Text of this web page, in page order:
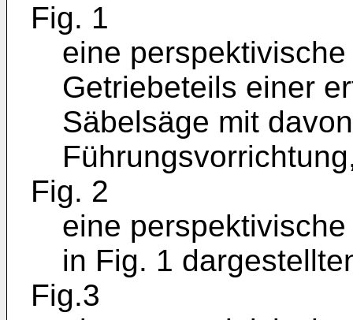
Fig. 1
eine
Getriebeteils einer
Säbelsäge mit
Fig. 2
eine
in Fig. 1
Fig.3